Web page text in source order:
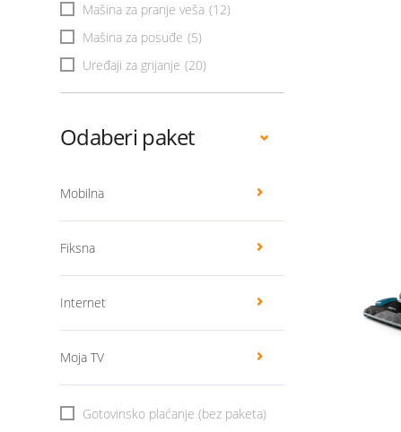
Mašina za pranje veša (12)
Mašina za posuđe (5)
Uređaji za grijanje (20)
Odaberi paket
Mobilna
Fiksna
Internet
Moja TV
Gotovinsko plaćanje (bez paketa)